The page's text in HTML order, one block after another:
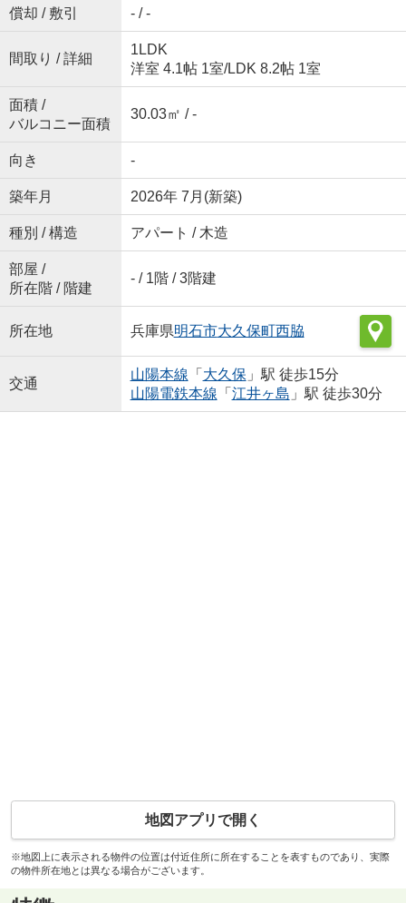
償却 / 敷引 - / -
間取り / 詳細
1LDK
洋室 4.1帖 1室/LDK 8.2帖 1室
面積 /
バルコニー面積
30.03㎡ / -
向き -
築年月 2026年 7月(新築)
種別 / 構造 アパート / 木造
部屋 /
所在階 / 階建
- / 1階 / 3階建
所在地 兵庫県明石市大久保町西脇
交通
山陽本線 「 大久保 」駅 徒歩15分
山陽電鉄本線 「 江井ヶ島 」駅 徒歩30分
地図アプリで開く
※地図上に表示される物件の位置は付近住所に所在することを表すものであり、実際
の物件所在地とは異なる場合がございます。